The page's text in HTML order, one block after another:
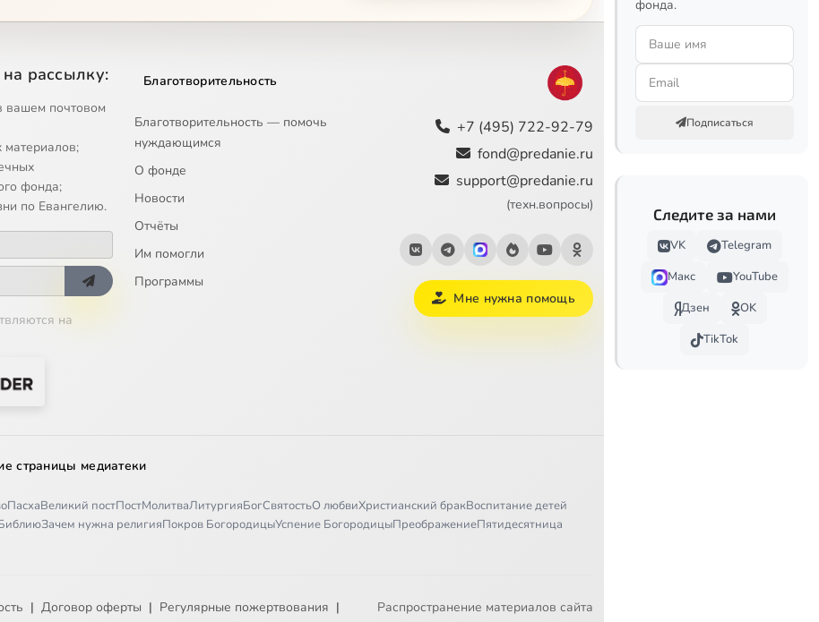
рассылку:
почтовом
фонда;
по Евангелию.
на
Благотворительность
Благотворительность — помочь
нуждающимся
О фонде
Новости
Отчёты
Им помогли
Программы
+7 (495) 722-92-79
fond@predanie.ru
support@predanie.ru
(техн.вопросы)
Мне нужна помощь
страницы медиатеки
ПасхаВеликий постПостМолитваЛитургияБогСвятостьО любвиХристианский бракВоспитание детей
Зачем нужна религияПокров БогородицыУспение БогородицыПреображениеПятидесятница
| Договор оферты | Регулярные пожертвования |
Распространение материалов сайта
фонда.
Подписаться
Следите за нами
VK
Telegram
Макс
YouTube
Дзен
OK
TikTok